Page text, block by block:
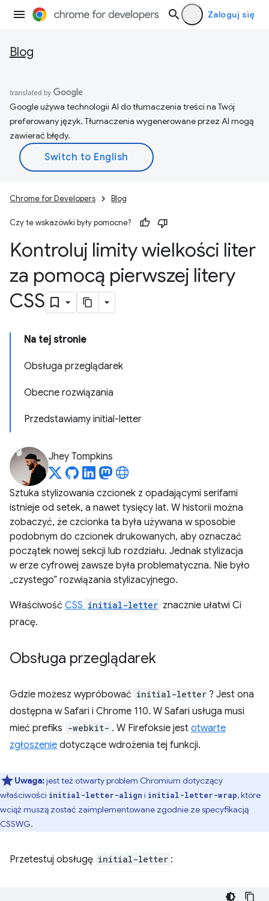
Zaloguj się
Blog
Google używa technologii AI do tłumaczenia treści na Twój
preferowany język. Tłumaczenia wygenerowane przez AI mogą
zawierać błędy.
Chrome for Developers Blog
Czy te wskazówki były pomocne?
Kontroluj limity wielkości liter
za pomocą pierwszej litery
CSS
Na tej stronie
Obsługa przeglądarek
Obecne rozwiązania
Przedstawiamy initial-letter
Jhey Tompkins
Sztuka stylizowania czcionek z opadającymi serifami
istnieje od setek, a nawet tysięcy lat. W historii można
zobaczyć, że czcionka ta była używana w sposobie
podobnym do czcionek drukowanych, aby oznaczać
początek nowej sekcji lub rozdziału. Jednak stylizacja
w erze cyfrowej zawsze była problematyczna. Nie było
„czystego” rozwiązania stylizacyjnego.
Właściwość CSS initial-letter znacznie ułatwi Ci
pracę.
Obsługa przeglądarek
Gdzie możesz wypróbować initial-letter ? Jest ona
dostępna w Safari i Chrome 110. W Safari usługa musi
mieć prefiks -webkit- . W Firefoksie jest otwarte
zgłoszenie dotyczące wdrożenia tej funkcji.
Uwaga:jest też otwarty problem Chromium dotyczący
właściwości initial-letter-align i initial-letter-wrap, które
wciąż muszą zostać zaimplementowane zgodnie ze specyfikacją
CSSWG.
Przetestuj obsługę initial-letter :